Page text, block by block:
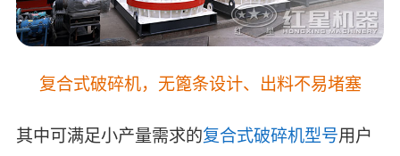
复合式破碎机，无篦条设计、出料不易堵塞
其中可满足小产量需求的复合式破碎机型号用户